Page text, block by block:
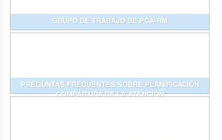
GRUPO DE TRABAJO DE PCA-RM
PREGUNTAS FRECUENTES SOBRE PLANIFICACIÓN
COMPARTIDA DE LA ATENCIÓN